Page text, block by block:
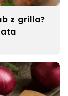
z grilla?